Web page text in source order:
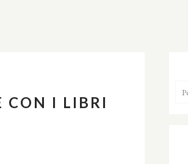
CON I LIBRI